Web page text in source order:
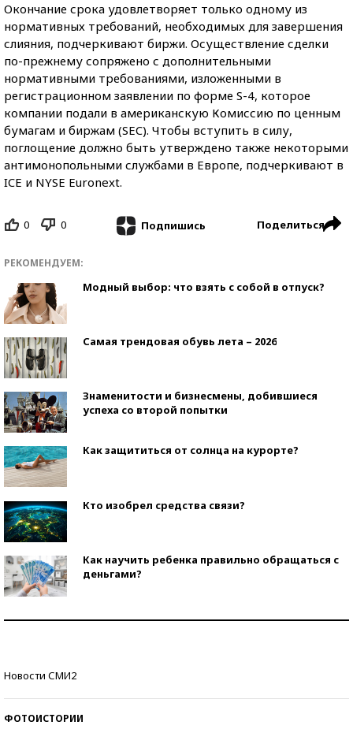
Окончание срока удовлетворяет только одному из
нормативных требований, необходимых для завершения
слияния, подчеркивают биржи. Осуществление сделки
по-прежнему сопряжено с дополнительными
нормативными требованиями, изложенными в
регистрационном заявлении по форме S-4, которое
компании подали в американскую Комиссию по ценным
бумагам и биржам (SEC). Чтобы вступить в силу,
поглощение должно быть утверждено также некоторыми
антимонопольными службами в Европе, подчеркивают в
ICE и NYSE Euronext.
0 0 Подпишись Поделиться
РЕКОМЕНДУЕМ:
Модный выбор: что взять с собой в отпуск?
Самая трендовая обувь лета – 2026
Знаменитости и бизнесмены, добившиеся
успеха со второй попытки
Как защититься от солнца на курорте?
Кто изобрел средства связи?
Как научить ребенка правильно обращаться с
деньгами?
Новости СМИ2
ФОТОИСТОРИИ